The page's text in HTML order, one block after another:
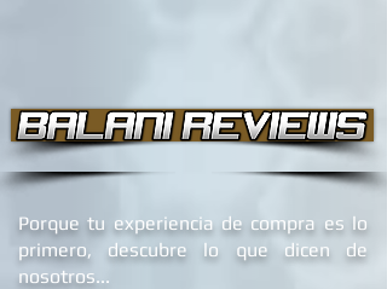
Porque tu experiencia de compra es lo
primero, descubre lo que dicen de
nosotros...